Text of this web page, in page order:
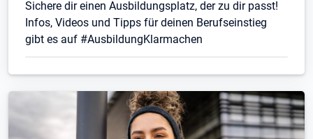
Sichere dir einen Ausbildungsplatz, der zu dir passt!
Infos, Videos und Tipps für deinen Berufseinstieg
gibt es auf #AusbildungKlarmachen